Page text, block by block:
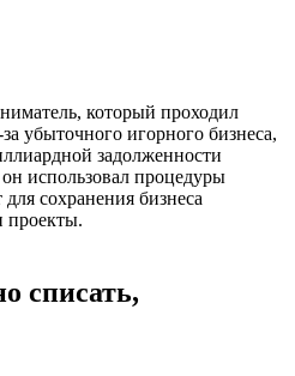
который проходил
убыточного игорного бизнеса,
задолженности
использовал процедуры
сохранения бизнеса
проекты.
списать,